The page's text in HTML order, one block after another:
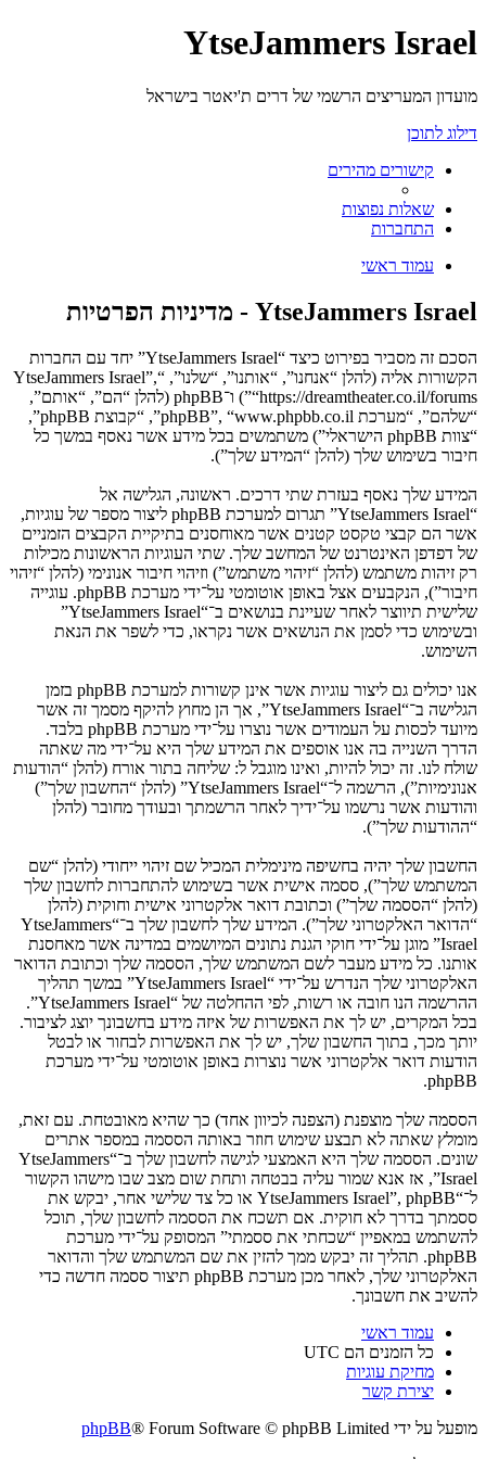
YtseJammers Israel
מועדון המעריצים הרשמי של דרים ת'יאטר בישראל
דילוג לתוכן
קישורים מהירים
שאלות נפוצות
התחברות
עמוד ראשי
YtseJammers Israel - מדיניות הפרטיות
הסכם זה מסביר בפירוט כיצד “YtseJammers Israel” יחד עם החברות
הקשורות אליה (להלן “אנחנו”, “אותנו”, “שלנו”, “YtseJammers Israel”,
“https://dreamtheater.co.il/forums”) ו־phpBB (להלן “הם”, “אותם”,
“שלהם”, “מערכת phpBB”, “www.phpbb.co.il”, “קבוצת phpBB”,
“צוות phpBB הישראלי”) משתמשים בכל מידע אשר נאסף במשך כל
חיבור בשימוש שלך (להלן “המידע שלך”).
המידע שלך נאסף בעזרת שתי דרכים. ראשונה, הגלישה אל
“YtseJammers Israel” תגרום למערכת phpBB ליצור מספר של עוגיות,
אשר הם קבצי טקסט קטנים אשר מאוחסנים בתיקיית הקבצים הזמניים
של דפדפן האינטרנט של המחשב שלך. שתי העוגיות הראשונות מכילות
רק זיהות משתמש (להלן “זיהוי משתמש”) וזיהוי חיבור אנונימי (להלן “זיהוי
חיבור”), הנקבעים אצל באופן אוטומטי על־ידי מערכת phpBB. עוגייה
שלישית תיווצר לאחר שעיינת בנושאים ב־“YtseJammers Israel”
ובשימוש כדי לסמן את הנושאים אשר נקראו, כדי לשפר את הנאת
השימוש.
אנו יכולים גם ליצור עוגיות אשר אינן קשורות למערכת phpBB בזמן
הגלישה ב־“YtseJammers Israel”, אך הן מחוץ להיקף מסמך זה אשר
מיועד לכסות על העמודים אשר נוצרו על־ידי מערכת phpBB בלבד.
הדרך השנייה בה אנו אוספים את המידע שלך היא על־ידי מה שאתה
שולח לנו. זה יכול להיות, ואינו מוגבל ל: שליחה בתור אורח (להלן “הודעות
אנונימיות”), הרשמה ל־“YtseJammers Israel” (להלן “החשבון שלך”)
והודעות אשר נרשמו על־ידיך לאחר הרשמתך ובעודך מחובר (להלן
“ההודעות שלך”).
החשבון שלך יהיה בחשיפה מינימלית המכיל שם זיהוי ייחודי (להלן “שם
המשתמש שלך”), ססמה אישית אשר בשימוש להתחברות לחשבון שלך
(להלן “הססמה שלך”) וכתובת דואר אלקטרוני אישית וחוקית (להלן
“הדואר האלקטרוני שלך”). המידע שלך לחשבון שלך ב־“YtseJammers
Israel” מוגן על־ידי חוקי הגנת נתונים המיושמים במדינה אשר מאחסנת
אותנו. כל מידע מעבר לשם המשתמש שלך, הססמה שלך וכתובת הדואר
האלקטרוני שלך הנדרש על־ידי “YtseJammers Israel” במשך תהליך
ההרשמה הנו חובה או רשות, לפי ההחלטה של “YtseJammers Israel”.
בכל המקרים, יש לך את האפשרות של איזה מידע בחשבונך יוצג לציבור.
יותך מכך, בתוך החשבון שלך, יש לך את האפשרות לבחור או לבטל
הודעות דואר אלקטרוני אשר נוצרות באופן אוטומטי על־ידי מערכת
phpBB.
הססמה שלך מוצפנת (הצפנה לכיוון אחד) כך שהיא מאובטחת. עם זאת,
מומלץ שאתה לא תבצע שימוש חוזר באותה הססמה במספר אתרים
שונים. הססמה שלך היא האמצעי לגישה לחשבון שלך ב־“YtseJammers
Israel”, אז אנא שמור עליה בבטחה ותחת שום מצב שבו מישהו הקשור
ל־“YtseJammers Israel”, phpBB או כל צד שלישי אחר, יבקש את
ססמתך בדרך לא חוקית. אם תשכח את הססמה לחשבון שלך, תוכל
להשתמש במאפיין “שכחתי את ססמתי” המסופק על־ידי מערכת
phpBB. תהליך זה יבקש ממך להזין את שם המשתמש שלך והדואר
האלקטרוני שלך, לאחר מכן מערכת phpBB תיצור ססמה חדשה כדי
להשיב את חשבונך.
עמוד ראשי
כל הזמנים הם UTC
מחיקת עוגיות
יצירת קשר
מופעל על ידי
phpBB® Forum Software © phpBB Limited